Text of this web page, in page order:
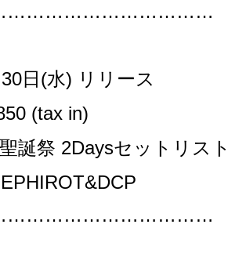
日(水) リリース
(tax in)
誕祭 2Daysセットリス